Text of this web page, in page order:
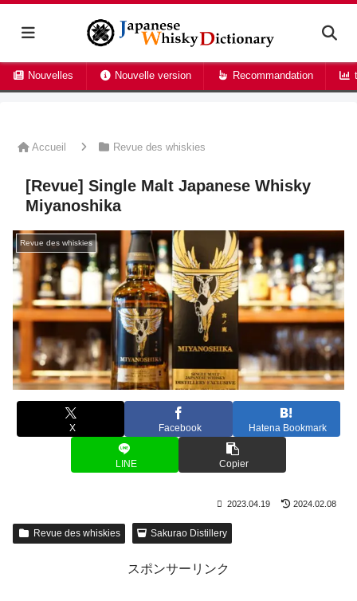
Nouvelles Nouvelle version Recommandation
Accueil Revue des whiskies
[Revue] Single Malt Japanese Whisky
Miyanoshika
Revue des whiskies
X Facebook Hatena Bookmark
LINE Copier
2023.04.19 2024.02.08
Revue des whiskies Sakurao Distillery
スポンサーリンク